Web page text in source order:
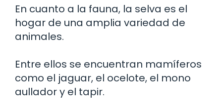
En cuanto a la fauna, la selva es el
hogar de una amplia variedad de
animales.
Entre ellos se encuentran mamíferos
como el jaguar, el ocelote, el mono
aullador y el tapir.